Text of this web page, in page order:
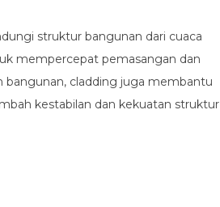
struktur bangunan dari cuaca
mempercepat pemasangan dan
bangunan, cladding juga membantu
kestabilan dan kekuatan struktur